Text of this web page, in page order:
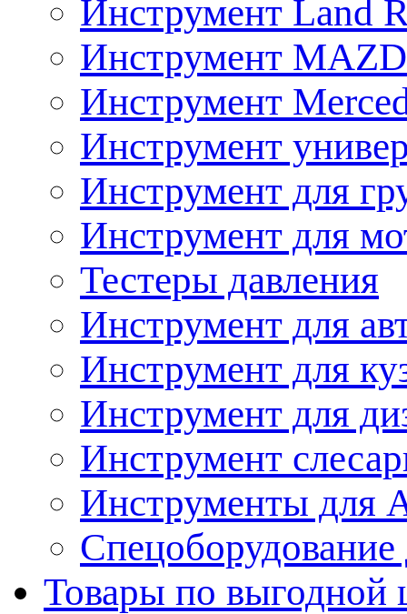
Инструмент Land
Инструмент
Инструмент
Инструмент
Инструмент для
Инструмент для
Тестеры давления
Инструмент для
Инструмент для
Инструмент для
Инструмент
Инструменты
Спецоборудование
Товары по выгодной